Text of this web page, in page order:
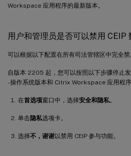
Workspace 应用程序的最新版本。
用户和管理员是否可以禁用 CEIP
可以根据以下配置在所有司法管辖区中完全禁
自版本 2205 起，您可以按照以下步骤停止
- 操作系统版本和 Citrix Workspace 应用程序
在首选项窗口中，选择安全和隐私。
单击隐私选项卡。
选择不，谢谢以禁用 CEIP 参与功能。